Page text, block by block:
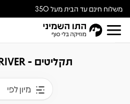
משלוח חינם עד הבית מעל 350
ש״ח
תקליטים - BABY DRIVER
מיון לפי